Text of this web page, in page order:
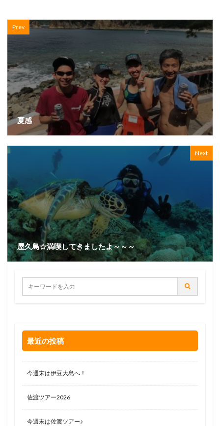
Prev
夏感
Next
屋久島☆満喫してきましたよ～～～
最近の投稿
今週末は伊豆大島へ！
佐渡ツアー2026
今週末は佐渡ツアー♪